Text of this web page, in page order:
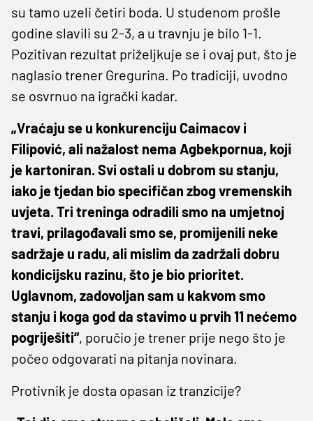
su tamo uzeli četiri boda. U studenom prošle
godine slavili su 2-3, a u travnju je bilo 1-1.
Pozitivan rezultat priželjkuje se i ovaj put, što je
naglasio trener Gregurina. Po tradiciji, uvodno
se osvrnuo na igrački kadar.
„Vraćaju se u konkurenciju Caimacov i
Filipović, ali nažalost nema Agbekpornua, koji
je kartoniran. Svi ostali u dobrom su stanju,
iako je tjedan bio specifičan zbog vremenskih
uvjeta. Tri treninga odradili smo na umjetnoj
travi, prilagođavali smo se, promijenili neke
sadržaje u radu, ali mislim da zadržali dobru
kondicijsku razinu, što je bio prioritet.
Uglavnom, zadovoljan sam u kakvom smo
stanju i koga god da stavimo u prvih 11 nećemo
pogriješiti“, poručio je trener prije nego što je
počeo odgovarati na pitanja novinara.
Protivnik je dosta opasan iz tranzicije?